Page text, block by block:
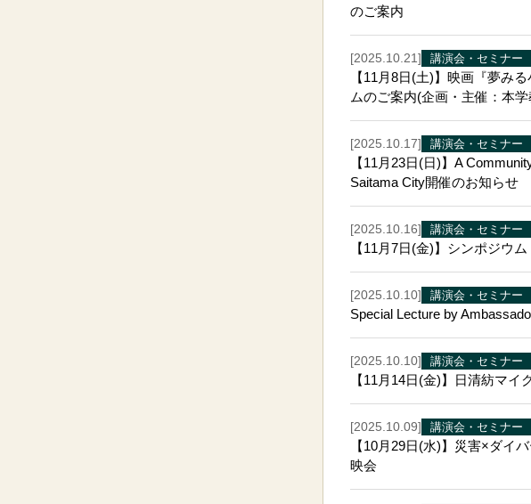
のご案内
[2025.10.21] 講演会・セミナー
【11月8日(土)】映画『夢み
ムのご案内(企画・主催：本
[2025.10.17] 講演会・セミナー
【11月23日(日)】A
Saitama City開催のお知らせ
[2025.10.16] 講演会・セミナー
【11月7日(金)】シンポジウ
[2025.10.10] 講演会・セミナー
Special Lecture by
[2025.10.10] 講演会・セミナー
【11月14日(金)】日清紡マ
[2025.10.09] 講演会・セミナー
【10月29日(水)】災害×ダイ
映会